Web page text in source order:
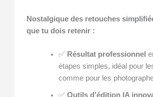
Nostalgique des retouches
que tu dois retenir :
✅ Résultat professionnel
étapes simples, idéal pour
comme pour les
✅ Outils d’édition IA